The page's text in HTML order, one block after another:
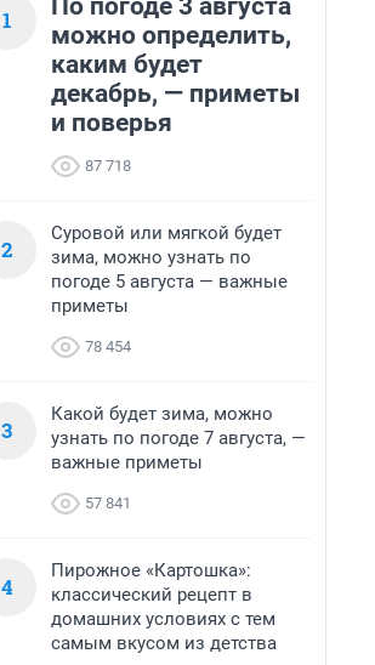
1
По погоде 3 августа
можно определить,
каким будет
декабрь, — приметы
и поверья
87 718
2
Суровой или мягкой будет
зима, можно узнать по
погоде 5 августа — важные
приметы
78 454
3
Какой будет зима, можно
узнать по погоде 7 августа, —
важные приметы
57 841
4
Пирожное «Картошка»:
классический рецепт в
домашних условиях с тем
самым вкусом из детства